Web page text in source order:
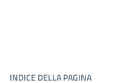
INDICE DELLA PAGINA